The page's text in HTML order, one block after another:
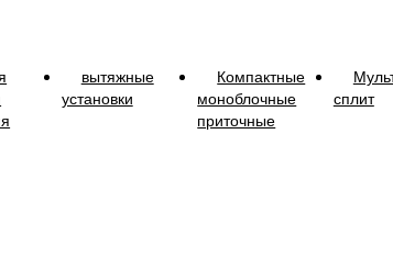
вытяжные
установки
Компактные
моноблочные
приточные
сплит